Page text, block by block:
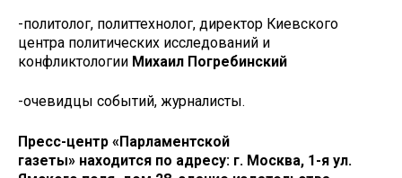
-политолог, политтехнолог, директор Киевского
центра политических исследований и
конфликтологии Михаил Погребинский
-очевидцы событий, журналисты.
Пресс-центр «Парламентской
газеты» находится по адресу: г. Москва, 1-я ул.